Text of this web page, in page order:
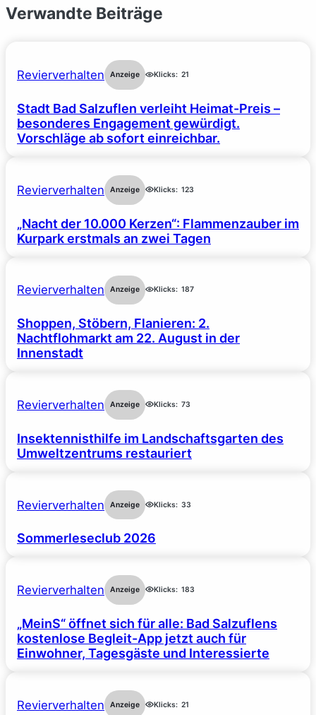
Verwandte Beiträge
Revierverhalten Anzeige Klicks: 21
Stadt Bad Salzuflen verleiht Heimat-Preis –
besonderes Engagement gewürdigt.
Vorschläge ab sofort einreichbar.
Revierverhalten Anzeige Klicks: 123
„Nacht der 10.000 Kerzen“: Flammenzauber im
Kurpark erstmals an zwei Tagen
Revierverhalten Anzeige Klicks: 187
Shoppen, Stöbern, Flanieren: 2.
Nachtflohmarkt am 22. August in der
Innenstadt
Revierverhalten Anzeige Klicks: 73
Insektennisthilfe im Landschaftsgarten des
Umweltzentrums restauriert
Revierverhalten Anzeige Klicks: 33
Sommerleseclub 2026
Revierverhalten Anzeige Klicks: 183
„MeinS“ öffnet sich für alle: Bad Salzuflens
kostenlose Begleit-App jetzt auch für
Einwohner, Tagesgäste und Interessierte
Revierverhalten Anzeige Klicks: 21